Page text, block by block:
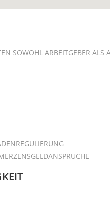
SOWOHL ARBEITGEBER ALS